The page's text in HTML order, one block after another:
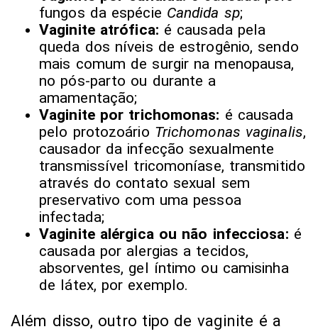
fungos da espécie Candida sp;
Vaginite atrófica: é causada pela
queda dos níveis de estrogênio, sendo
mais comum de surgir na menopausa,
no pós-parto ou durante a
amamentação;
Vaginite por trichomonas: é causada
pelo protozoário Trichomonas vaginalis,
causador da infecção sexualmente
transmissível tricomoníase, transmitido
através do contato sexual sem
preservativo com uma pessoa
infectada;
Vaginite alérgica ou não infecciosa: é
causada por alergias a tecidos,
absorventes, gel íntimo ou camisinha
de látex, por exemplo.
Além disso, outro tipo de vaginite é a